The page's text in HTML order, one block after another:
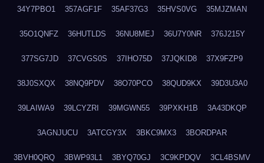
34Y7PBO1 357AGF1F 35AF37G3 35HVS0VG 35MJZMAN
35O1QNFZ 36HUTLDS 36NU8MEJ 36U7Y0NR 376J215Y
377SG7JD 37CVGS0S 37IHO75D 37JQKID8 37X9FZP9
38J0SXQX 38NQ9PDV 38O70PCO 38QUD9KX 39D3U3A0
39LAIWA9 39LCYZRI 39MGWN55 39PXKH1B 3A43DKQP
3AGNJUCU 3ATCGY3X 3BKC9MX3 3BORDPAR
3BVH0QRQ 3BWP93L1 3BYQ70GJ 3C9KPDQV 3CL4BSMV